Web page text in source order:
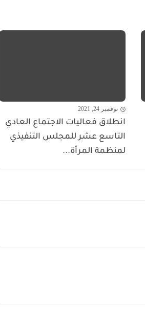
نوفمبر 24, 2021
انطلاق فعاليات الاجتماع العادي
التاسع عشر للمجلس التنفيذي
لمنظمة المرأة...